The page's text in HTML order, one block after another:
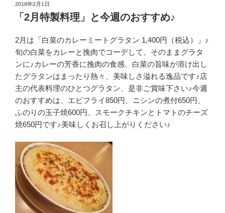
投
2018年2月1日
「2月特製料理」と今週のおすすめ♪
2月は「白菜のカレーミートグラタン 1,400円（税込）」♪
旬の白菜をカレーと挽肉でコーデして、そのままグラタ
ンに♪カレーの芳香に挽肉の食感、白菜の旨味が溶け出し
たグラタンはまったり熱々、美味しさ溢れる逸品です♪店
主の代表料理のひとつグラタン、是非ご賞味下さい♪今週
のおすすめは、エビフライ850円、ニシンの煮付650円、
ふのりの玉子焼600円、スモークチキンとトマトのチーズ
焼650円です♪美味しくお召し上がりください♪